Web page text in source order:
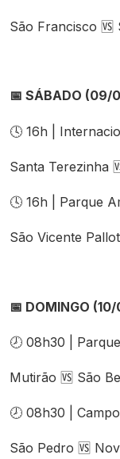
São Francisco 🆚
📅 SÁBADO (09/
🕓 16h |
Santa Terezinha
🕓 16h | Parque
São Vicente
📅 DOMINGO
🕗 08h30 |
Mutirão 🆚 São
🕗 08h30 |
São Pedro 🆚